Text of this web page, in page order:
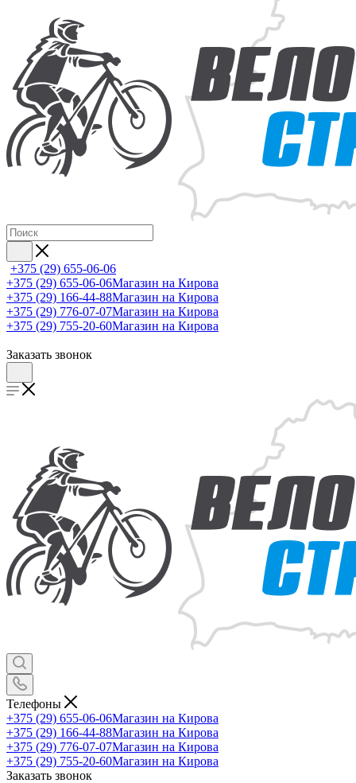
+375 (29) 655-06-06
+375 (29) 655-06-06Магазин на Кирова
+375 (29) 166-44-88Магазин на Кирова
+375 (29) 776-07-07Магазин на Кирова
+375 (29) 755-20-60Магазин на Кирова
Заказать звонок
Телефоны
+375 (29) 655-06-06Магазин на Кирова
+375 (29) 166-44-88Магазин на Кирова
+375 (29) 776-07-07Магазин на Кирова
+375 (29) 755-20-60Магазин на Кирова
Заказать звонок